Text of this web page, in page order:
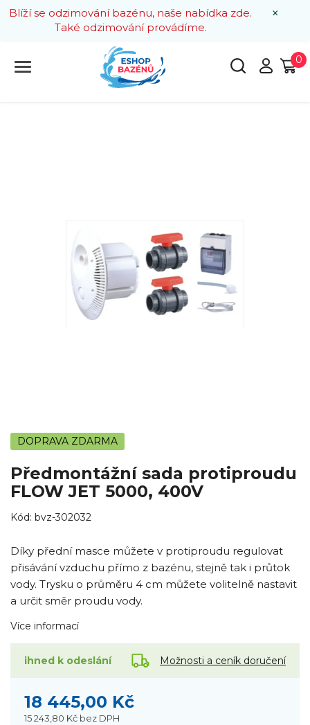
×
Blíží se odzimování bazénu, naše nabídka zde.
Také odzimování provádíme.
0
DOPRAVA ZDARMA
Předmontážní sada protiproudu
FLOW JET 5000, 400V
Kód: bvz-302032
Díky přední masce můžete v protiproudu regulovat
přisávání vzduchu přímo z bazénu, stejně tak i průtok
vody. Trysku o průměru 4 cm můžete volitelně nastavit
a určit směr proudu vody.
Více informací
ihned k odeslání Možnosti a ceník doručení
18 445,00 Kč
15 243,80 Kč bez DPH